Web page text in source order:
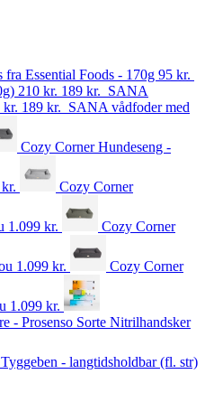
Essential Foods - 170g 95 kr.
210 kr. 189 kr. SANA
kr. 189 kr. SANA vådfoder med
Cozy Corner Hundeseng -
kr. Cozy Corner
1.099 kr. Cozy Corner
1.099 kr. Cozy Corner
1.099 kr.
- Prosenso Sorte Nitrilhandsker
- langtidsholdbar (fl. str)